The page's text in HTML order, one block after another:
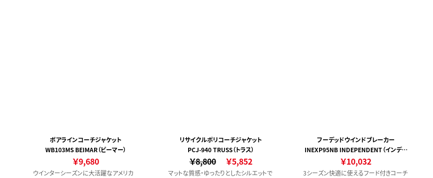
ボアラインコーチジャケット
WB103MS BEIMAR（ビーマー）
￥9,680
ウインターシーズンに大活躍なアメリカ
リサイクルポリコーチジャケット
PCJ-940 TRUSS（トラス）
￥8,800 ￥5,852
マットな質感・ゆったりとしたシルエットで
フーデッドウインドブレーカー
INEXP95NB INDEPENDENT（インディ
ペンデント）
￥10,032
3シーズン快適に使えるフード付きコーチ